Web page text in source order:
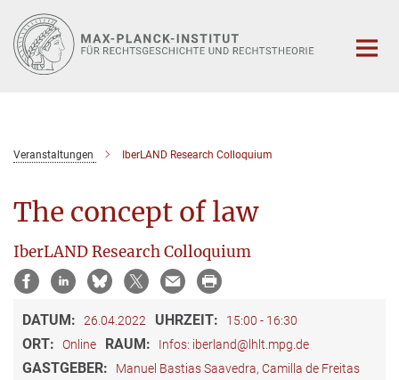
Hauptinhalt
Veranstaltungen IberLAND Research Colloquium
The concept of law
IberLAND Research Colloquium
DATUM: 26.04.2022 UHRZEIT: 15:00 - 16:30
ORT: Online RAUM: Infos: iberland@lhlt.mpg.de
GASTGEBER:
Manuel Bastias Saavedra, Camilla de Freitas